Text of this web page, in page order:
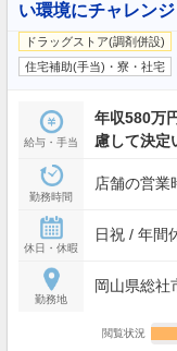
い環境にチャレンジ
ドラッグストア(調剤併設)
住宅補助(手当)・寮・社宅
給与・手当
年収580万
慮して決定
勤務時間
店舗の営業
休日・休暇
日祝 / 年間
勤務地
岡山県総社
閲覧状況